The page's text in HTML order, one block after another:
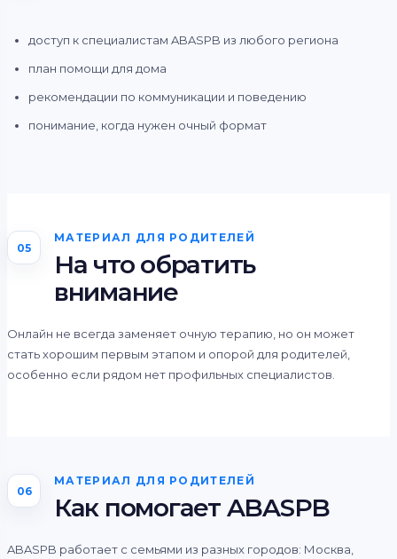
доступ к специалистам ABASPB из любого региона
план помощи для дома
рекомендации по коммуникации и поведению
понимание, когда нужен очный формат
05
МАТЕРИАЛ ДЛЯ РОДИТЕЛЕЙ
На что обратить
внимание
Онлайн не всегда заменяет очную терапию, но он может
стать хорошим первым этапом и опорой для родителей,
особенно если рядом нет профильных специалистов.
06
МАТЕРИАЛ ДЛЯ РОДИТЕЛЕЙ
Как помогает ABASPB
ABASPB работает с семьями из разных городов: Москва,